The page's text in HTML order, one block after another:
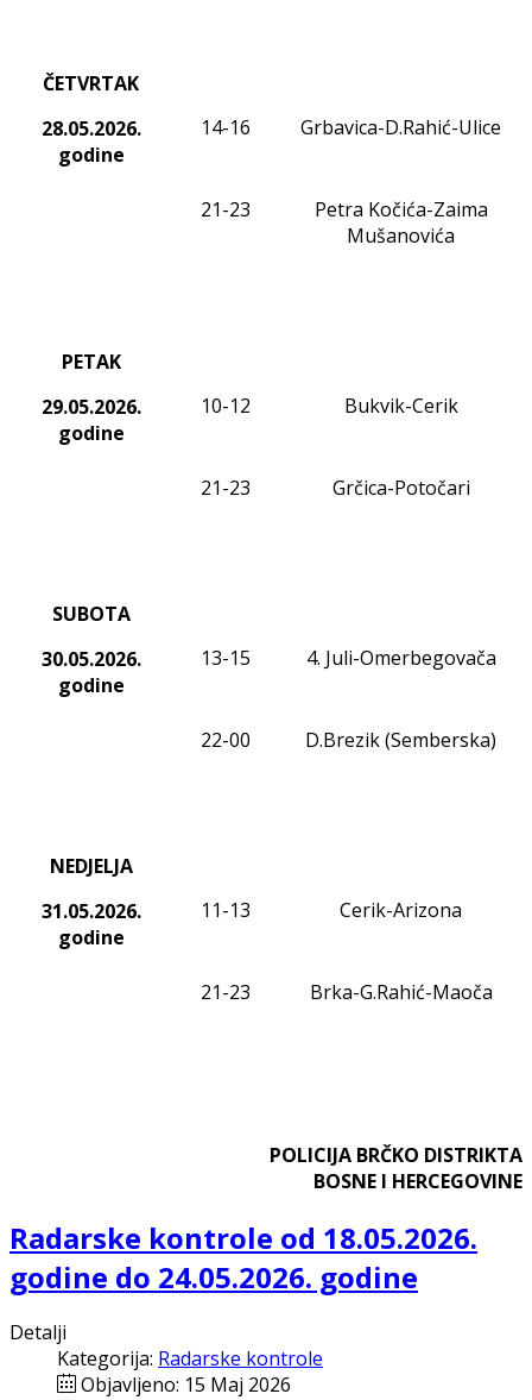
ČETVRTAK
28.05.2026.
godine
14-16 Grbavica-D.Rahić-Ulice
21-23
Petra Kočića-Zaima
Mušanovića
PETAK
29.05.2026.
godine
10-12 Bukvik-Cerik
21-23 Grčica-Potočari
SUBOTA
30.05.2026.
godine
13-15 4. Juli-Omerbegovača
22-00 D.Brezik (Semberska)
NEDJELJA
31.05.2026.
godine
11-13 Cerik-Arizona
21-23 Brka-G.Rahić-Maoča
POLICIJA BRČKO DISTRIKTA
BOSNE I HERCEGOVINE
Radarske kontrole od 18.05.2026.
godine do 24.05.2026. godine
Detalji
Kategorija: Radarske kontrole
Objavljeno: 15 Maj 2026